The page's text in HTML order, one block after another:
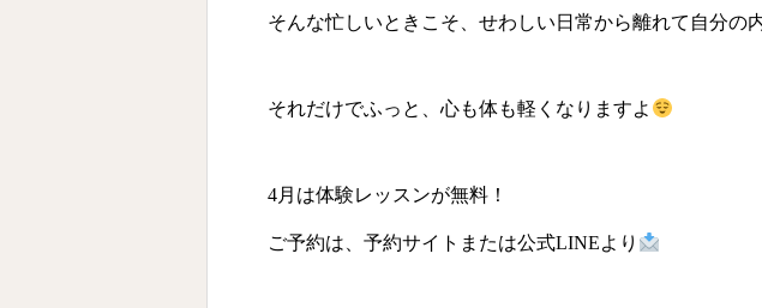
そんな忙しいときこそ、せわしい日常から離れて自分の
それだけでふっと、心も体も軽くなりますよ
4月は体験レッスンが無料！
ご予約は、予約サイトまたは公式LINEより